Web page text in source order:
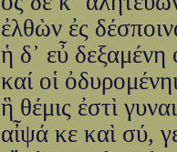
ἐλθὼν ἐς
ἡ δ᾽ εὖ δεξαμένη
καί οἱ
ἣ θέμις ἐστὶ
αἶψά κε καὶ σύ,